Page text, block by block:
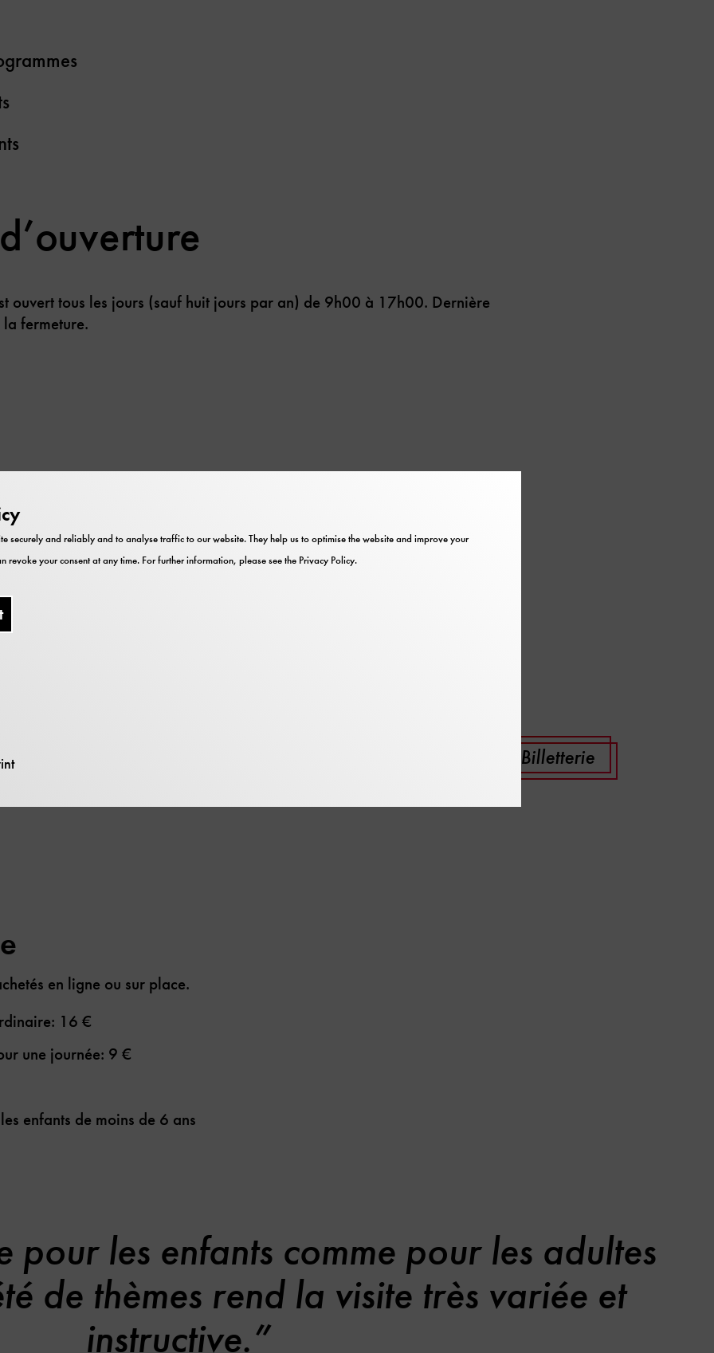
ouvert tous les jours (sauf huit jours par an) de 9h00 à 17h00. Dernière
fermeture.
à l’aide de Google Maps
vos billets en ligne Billetterie
en ligne ou sur place.
16 €
une journée: 9 €
enfants de moins de 6 ans
pour les enfants comme pour les adultes
de thèmes rend la visite très variée et
instructive.”
securely and reliably and to analyse traffic to our website. They help us to optimise the website and improve your
revoke your consent at any time. For further information, please see the Privacy Policy.